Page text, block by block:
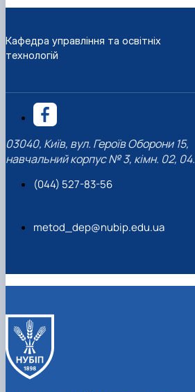
Кафедра управління та освітніх
технологій
03040, Київ, вул. Героїв Оборони 15,
навчальний корпус № 3, кімн. 02, 04.
(044) 527-83-56
metod_dep@nubip.edu.ua